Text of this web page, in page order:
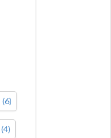
(6)
(4)